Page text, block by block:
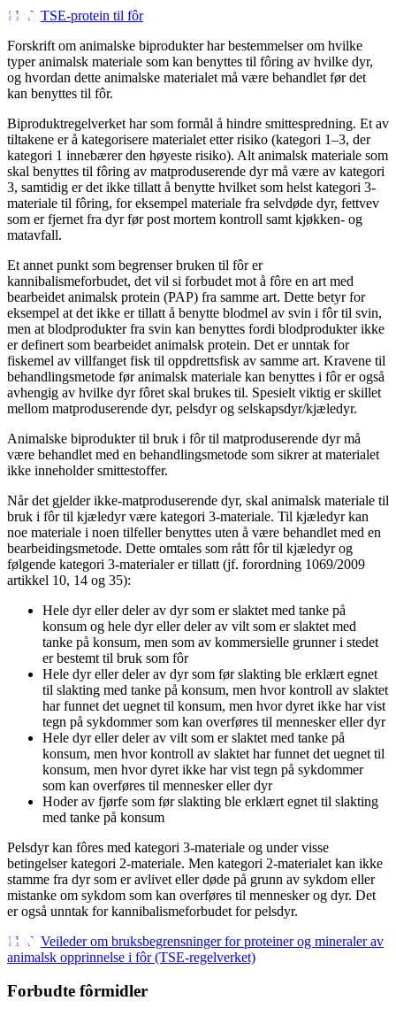
TSE-protein til fôr
Forskrift om animalske biprodukter har bestemmelser om hvilke
typer animalsk materiale som kan benyttes til fôring av hvilke dyr,
og hvordan dette animalske materialet må være behandlet før det
kan benyttes til fôr.
Biproduktregelverket har som formål å hindre smittespredning. Et av
tiltakene er å kategorisere materialet etter risiko (kategori 1–3, der
kategori 1 innebærer den høyeste risiko). Alt animalsk materiale som
skal benyttes til fôring av matproduserende dyr må være av kategori
3, samtidig er det ikke tillatt å benytte hvilket som helst kategori 3-
materiale til fôring, for eksempel materiale fra selvdøde dyr, fettvev
som er fjernet fra dyr før post mortem kontroll samt kjøkken- og
matavfall.
Et annet punkt som begrenser bruken til fôr er
kannibalismeforbudet, det vil si forbudet mot å fôre en art med
bearbeidet animalsk protein (PAP) fra samme art. Dette betyr for
eksempel at det ikke er tillatt å benytte blodmel av svin i fôr til svin,
men at blodprodukter fra svin kan benyttes fordi blodprodukter ikke
er definert som bearbeidet animalsk protein. Det er unntak for
fiskemel av villfanget fisk til oppdrettsfisk av samme art. Kravene til
behandlingsmetode før animalsk materiale kan benyttes i fôr er også
avhengig av hvilke dyr fôret skal brukes til. Spesielt viktig er skillet
mellom matproduserende dyr, pelsdyr og selskapsdyr/kjæledyr.
Animalske biprodukter til bruk i fôr til matproduserende dyr må
være behandlet med en behandlingsmetode som sikrer at materialet
ikke inneholder smittestoffer.
Når det gjelder ikke-matproduserende dyr, skal animalsk materiale til
bruk i fôr til kjæledyr være kategori 3-materiale. Til kjæledyr kan
noe materiale i noen tilfeller benyttes uten å være behandlet med en
bearbeidingsmetode. Dette omtales som rått fôr til kjæledyr og
følgende kategori 3-materialer er tillatt (jf. forordning 1069/2009
artikkel 10, 14 og 35):
Hele dyr eller deler av dyr som er slaktet med tanke på
konsum og hele dyr eller deler av vilt som er slaktet med
tanke på konsum, men som av kommersielle grunner i stedet
er bestemt til bruk som fôr
Hele dyr eller deler av dyr som før slakting ble erklært egnet
til slakting med tanke på konsum, men hvor kontroll av slaktet
har funnet det uegnet til konsum, men hvor dyret ikke har vist
tegn på sykdommer som kan overføres til mennesker eller dyr
Hele dyr eller deler av vilt som er slaktet med tanke på
konsum, men hvor kontroll av slaktet har funnet det uegnet til
konsum, men hvor dyret ikke har vist tegn på sykdommer
som kan overføres til mennesker eller dyr
Hoder av fjørfe som før slakting ble erklært egnet til slakting
med tanke på konsum
Pelsdyr kan fôres med kategori 3-materiale og under visse
betingelser kategori 2-materiale. Men kategori 2-materialet kan ikke
stamme fra dyr som er avlivet eller døde på grunn av sykdom eller
mistanke om sykdom som kan overføres til mennesker og dyr. Det
er også unntak for kannibalismeforbudet for pelsdyr.
Veileder om bruksbegrensninger for proteiner og mineraler av
animalsk opprinnelse i fôr (TSE-regelverket)
Forbudte fôrmidler